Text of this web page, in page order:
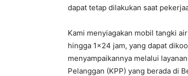
dapat tetap dilakukan saat
Kami menyiagakan mobil tangki
hingga 1×24 jam, yang dapat
menyampaikannya melalui
Pelanggan (KPP) yang berada di